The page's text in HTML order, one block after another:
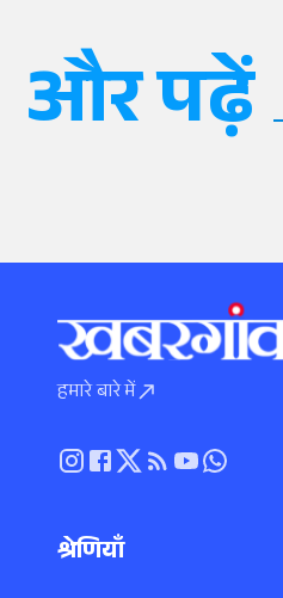
और पढ़ें
हमारे बारे में
श्रेणियाँ